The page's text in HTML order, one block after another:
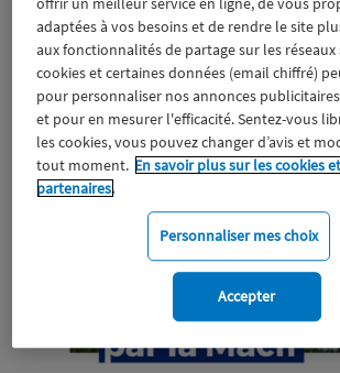
adaptées à vos besoins et de rendre le site
aux fonctionnalités de partage sur les réseaux
cookies et certaines données (email chiffré)
pour personnaliser nos annonces
et pour en mesurer l'efficacité. Sentez-vous
les cookies, vous pouvez changer d’avis et
tout moment. En savoir plus sur les cookies
partenaires.
Personnaliser mes choix
Accepter